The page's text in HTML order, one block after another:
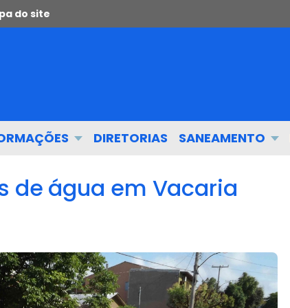
do site
DIRETORIAS SANEAMENTO
de água em Vacaria